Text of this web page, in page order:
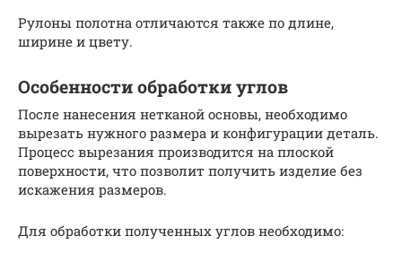
Рулоны полотна отличаются также по длине,
ширине и цвету.
Особенности обработки углов
После нанесения нетканой основы, необходимо
вырезать нужного размера и конфигурации деталь.
Процесс вырезания производится на плоской
поверхности, что позволит получить изделие без
искажения размеров.
Для обработки полученных углов необходимо: